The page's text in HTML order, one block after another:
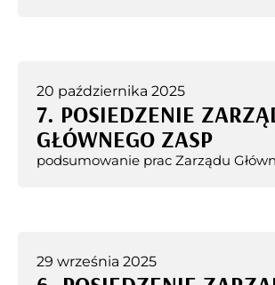
20 października 2025
7. POSIEDZENIE
GŁÓWNEGO ZASP
podsumowanie prac Zarządu
29 września 2025